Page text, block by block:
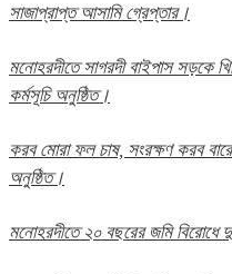
সাজাপ্রাপ্ত আসামি গ্রেপ্তার।
মনোহরদীতে সাগরদী বাইপাস সড়কে
কর্মসূচি অনুষ্ঠিত।
করব মোরা ফল চাষ, সংরক্ষণ করব
অনুষ্ঠিত।
মনোহরদীতে ২০ বছরের জমি বিরোধে